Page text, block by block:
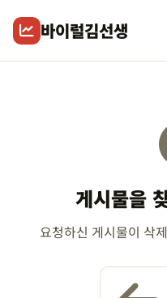
바이럴김선생
게시물을
요청하신 게시물이 삭